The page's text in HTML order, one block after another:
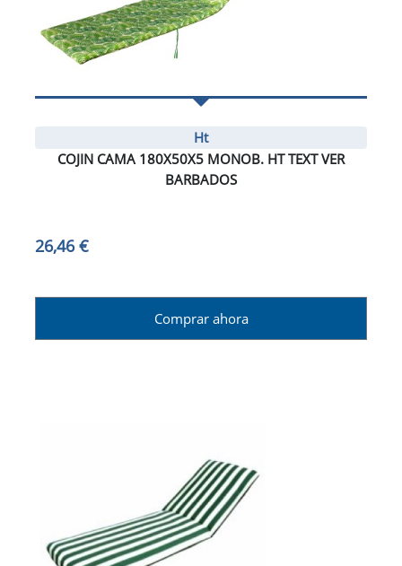
Ht
COJIN CAMA 180X50X5 MONOB. HT TEXT VER
BARBADOS
26,46 €
Comprar ahora